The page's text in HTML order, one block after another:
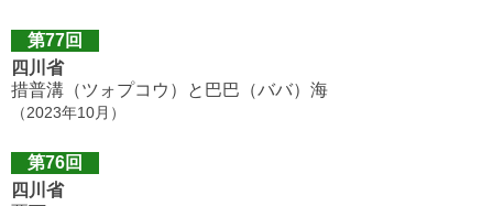
第77回
四川省
措普溝（ツォプコウ）と巴巴（ババ）海
（2023年10月）
第76回
四川省